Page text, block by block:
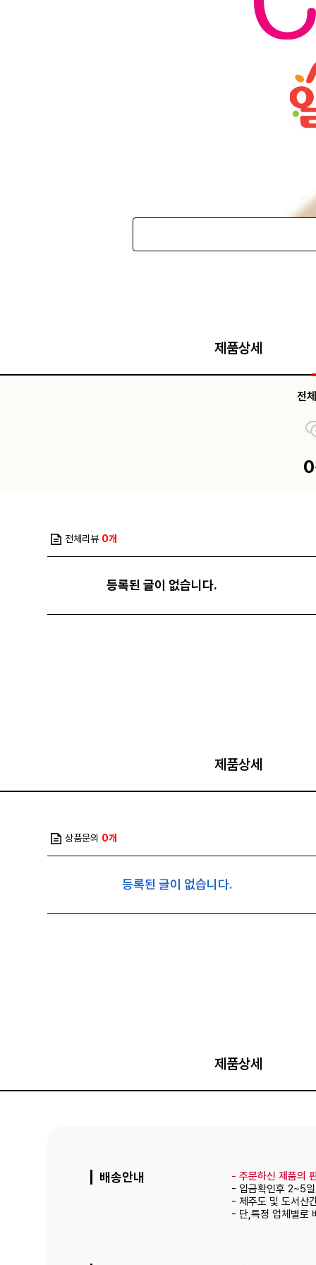
제품상세
전
전체리뷰 0개
등록된 글이 없습니다.
제품상세
상품문의 0개
등록된 글이 없습니다.
제품상세
배송안내 - 주문하신 제품의
- 입금확인후 2~5
- 제주도 및 도서산
- 단,특정 업체별로